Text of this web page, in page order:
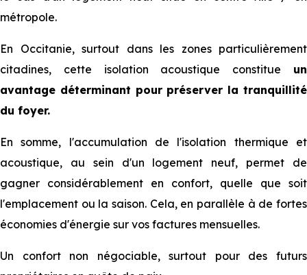
métropole.
En Occitanie, surtout dans les zones particulièrement
citadines, cette isolation acoustique constitue un
avantage déterminant pour préserver la tranquillité
du foyer.
En somme, l'accumulation de l'isolation thermique et
acoustique, au sein d'un logement neuf, permet de
gagner considérablement en confort, quelle que soit
l'emplacement ou la saison. Cela, en parallèle à de fortes
économies d'énergie sur vos factures mensuelles.
Un confort non négociable, surtout pour des futurs